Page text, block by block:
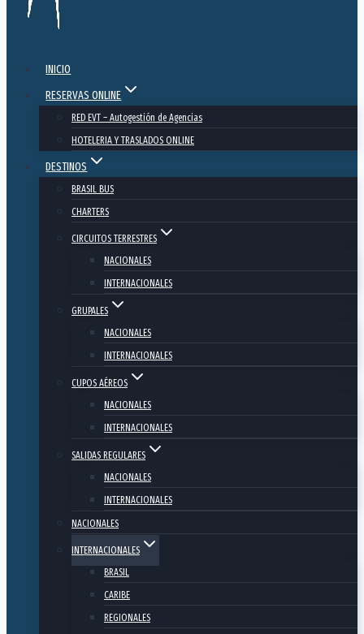
INICIO
RESERVAS ONLINE
RED EVT – Autogestión de Agencias
HOTELERIA Y TRASLADOS ONLINE
DESTINOS
BRASIL BUS
CHARTERS
CIRCUITOS TERRESTRES
NACIONALES
INTERNACIONALES
GRUPALES
NACIONALES
INTERNACIONALES
CUPOS AÉREOS
NACIONALES
INTERNACIONALES
SALIDAS REGULARES
NACIONALES
INTERNACIONALES
NACIONALES
INTERNACIONALES
BRASIL
CARIBE
REGIONALES